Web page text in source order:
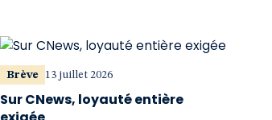
Brève 13 juillet 2026
Sur CNews, loyauté entière